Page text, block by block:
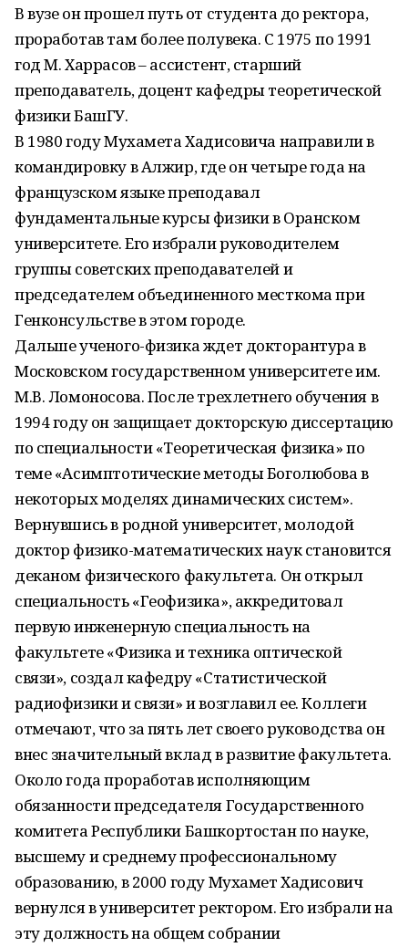
В вузе он прошел путь от студента до ректора,
проработав там более полувека. С 1975 по 1991
год М. Харрасов – ассистент, старший
преподаватель, доцент кафедры теоретической
физики БашГУ.
В 1980 году Мухамета Хадисовича направили в
командировку в Алжир, где он четыре года на
французском языке преподавал
фундаментальные курсы физики в Оранском
университете. Его избрали руководителем
группы советских преподавателей и
председателем объединенного месткома при
Генконсульстве в этом городе.
Дальше ученого-физика ждет докторантура в
Московском государственном университете им.
М.В. Ломоносова. После трехлетнего обучения в
1994 году он защищает докторскую диссертацию
по специальности «Теоретическая физика» по
теме «Асимптотические методы Боголюбова в
некоторых моделях динамических систем».
Вернувшись в родной университет, молодой
доктор физико-математических наук становится
деканом физического факультета. Он открыл
специальность «Геофизика», аккредитовал
первую инженерную специальность на
факультете «Физика и техника оптической
связи», создал кафедру «Статистической
радиофизики и связи» и возглавил ее. Коллеги
отмечают, что за пять лет своего руководства он
внес значительный вклад в развитие факультета.
Около года проработав исполняющим
обязанности председателя Государственного
комитета Республики Башкортостан по науке,
высшему и среднему профессиональному
образованию, в 2000 году Мухамет Хадисович
вернулся в университет ректором. Его избрали на
эту должность на общем собрании